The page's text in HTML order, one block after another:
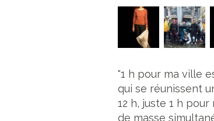
"1 h pour ma ville
qui se réunissent
12 h, juste 1 h
de masse